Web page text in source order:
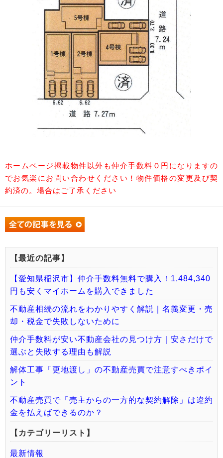
ホームページ掲載物件以外も仲介手数料０円になりますの
でお気楽にお問い合わせください！物件価格の変更及び契
約済の。場合はご了承ください
【最近の記事】
【愛知県稲沢市】仲介手数料無料で購入！1,484,340
円も安くマイホームを購入できました
不動産相続の流れをわかりやすく解説｜名義変更・売
却・税金で失敗しないために
仲介手数料が安い不動産会社の見つけ方｜安さだけで
選ぶと失敗する理由も解説
解体工事「更地渡し」の不動産売買で注意すべきポイ
ント
不動産売買で「売主からの一方的な契約解除」は違約
金を払えばできるのか？
【カテゴリーリスト】
最新情報